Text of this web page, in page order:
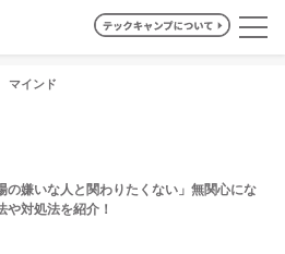
マインド
の嫌いな人と関わりたくない」無関心にな
や対処法を紹介！